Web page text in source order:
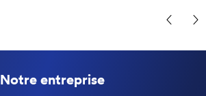
Notre entreprise